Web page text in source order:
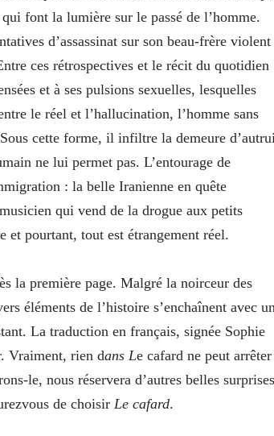
font la lumière sur le passé de l’homme.
d’assassinat sur son beau-frère violent
ces rétrospectives et le récit du quotidien
et à ses pulsions sexuelles, lesquelles
le réel et l’hallucination, l’homme sans
cette forme, il infiltre la demeure
ne lui permet pas. L’entourage de
: la belle Iranienne en quête
qui vend de la drogue aux petits
et pourtant, tout est étrangement réel.
la première page. Malgré la noirceur des
éléments de l’histoire s’enchaînent avec
La traduction en français, signée Sophie
Vraiment, rien dans Le cafard ne peut arrêter
le, nous réservera d’autres belles surprises
de choisir Le cafard.